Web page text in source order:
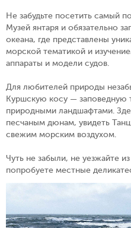
Не забудьте посетить самый
Музей янтаря и обязательно
океана, где представлены
морской тематикой и
аппараты и модели судов.
Для любителей природы
Куршскую косу —
природными ландшафтами.
песчаным дюнам, увидеть
свежим морским воздухом.
Чуть не забыли, не уезжайте
попробуете местные